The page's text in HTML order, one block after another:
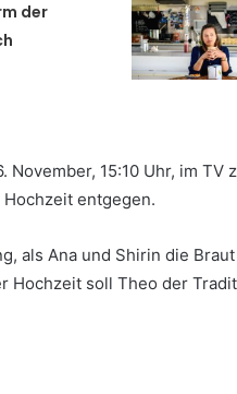
der
15:10 Uhr, im TV
entgegen.
als Ana und Shirin die
Hochzeit soll Theo der